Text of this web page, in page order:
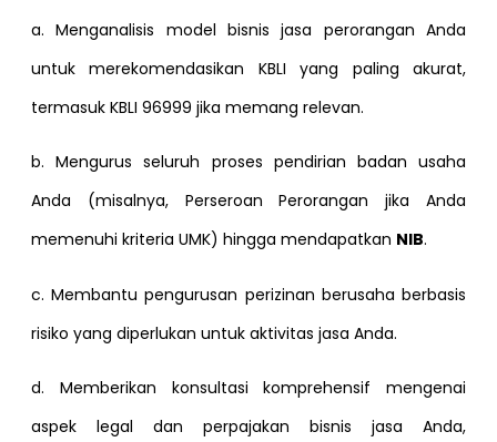
a. Menganalisis model bisnis jasa perorangan Anda
untuk merekomendasikan KBLI yang paling akurat,
termasuk KBLI 96999 jika memang relevan.
b. Mengurus seluruh proses pendirian badan usaha
Anda (misalnya, Perseroan Perorangan jika Anda
memenuhi kriteria UMK) hingga mendapatkan NIB.
c. Membantu pengurusan perizinan berusaha berbasis
risiko yang diperlukan untuk aktivitas jasa Anda.
d. Memberikan konsultasi komprehensif mengenai
aspek legal dan perpajakan bisnis jasa Anda,